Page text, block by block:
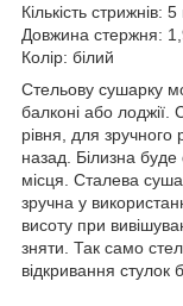
Кількість стрижнів:
Довжина стержня:
Колір: білий
Стельову сушарку
балконі або лоджії.
рівня, для зручного
назад. Білизна
місця. Сталева
зручна у
висоту при
зняти. Так само
відкривання стулок